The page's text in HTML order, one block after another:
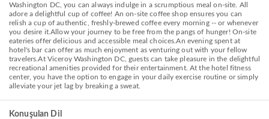
Washington DC, you can always indulge in a scrumptious meal on-site. All
adore a delightful cup of coffee! An on-site coffee shop ensures you can
relish a cup of authentic, freshly-brewed coffee every morning -- or whenever
you desire it.Allow your journey to be free from the pangs of hunger! On-site
eateries offer delicious and accessible meal choices.An evening spent at
hotel's bar can offer as much enjoyment as venturing out with your fellow
travelers.At Viceroy Washington DC, guests can take pleasure in the delightful
recreational amenities provided for their entertainment. At the hotel fitness
center, you have the option to engage in your daily exercise routine or simply
alleviate your jet lag by breaking a sweat.
Konuşulan Dil